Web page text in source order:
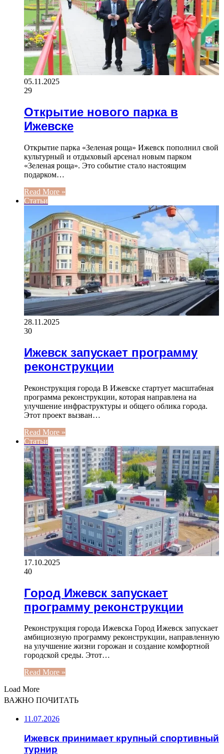
05.11.2025
29
Открытие нового парка в
Ижевске
Открытие парка «Зеленая роща» Ижевск пополнил свой
культурный и отдыховый арсенал новым парком
«Зеленая роща». Это событие стало настоящим
подарком…
Read More »
Статьи
28.11.2025
30
Ижевск запускает программу
реконструкции
Реконструкция города В Ижевске стартует масштабная
программа реконструкции, которая направлена на
улучшение инфраструктуры и общего облика города.
Этот проект вызван…
Read More »
Статьи
17.10.2025
40
Город Ижевск запускает
программу реконструкции
Реконструкция города Ижевска Город Ижевск запускает
амбициозную программу реконструкции, направленную
на улучшение жизни горожан и создание комфортной
городской среды. Этот…
Read More »
Load More
ВАЖНО ПОЧИТАТЬ
11.07.2026
Ижевск принимает крупный спортивный
турнир